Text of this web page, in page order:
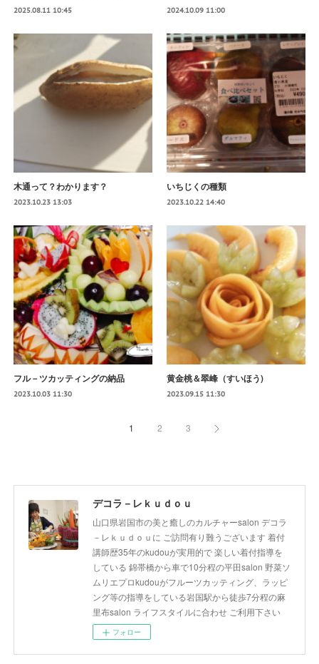
2025.08.11 10:45 2024.10.09 11:00
木通って？わかります？
2023.10.23 13:03
いちじくの種類
2023.10.22 14:40
フル－ツカッティングの納品
2023.10.03 11:30
黄金桃＆翠峰（すいほう)
2023.09.15 11:30
1 2 3
デコラ－レｋｕｄｏｕ
山口県岩国市の美と癒しのカルチャーsalon デコラ
－レｋｕｄｏｕに ご訪問有り難うございます 着付
講師歴35年のkudouが実用的で 楽しい着付指導を
している 錦帯橋から車で10分程の平田salon 野菜ソ
ムリエプロkudouがフルーツカッティング、ラッピ
ング等の指導をしている岩国駅から徒歩7分程の麻
里布salon ライフスタイルに合わせ ご利用下さい
フォロー